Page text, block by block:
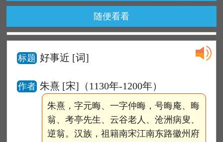
随便看看
标题 好事近 [词]
作者 朱熹 [宋]（1130年-1200年）
朱熹，字元晦、一字仲晦，号晦庵、晦
翁、考亭先生、云谷老人、沧洲病叟、
逆翁。汉族，祖籍南宋江南东路徽州府